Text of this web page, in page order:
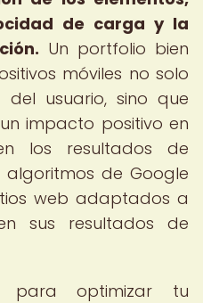
de carga y la
Un portfolio bien
móviles no solo
del usuario, sino que
impacto positivo en
los resultados de
de Google
web adaptados a
sus resultados de
para optimizar tu